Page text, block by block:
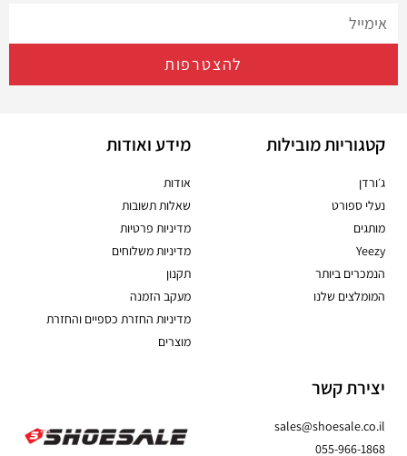
להצטרפות
קטגוריות מובילות
ג׳ורדן
נעלי ספורט
מותגים
Yeezy
הנמכרים ביותר
המומלצים שלנו
מידע ואודות
אודות
שאלות תשובות
מדיניות פרטיות
מדיניות משלוחים
תקנון
מעקב הזמנה
מדיניות החזרת כספיים והחזרת
מוצרים
יצירת קשר
sales@shoesale.co.il
055-966-1868